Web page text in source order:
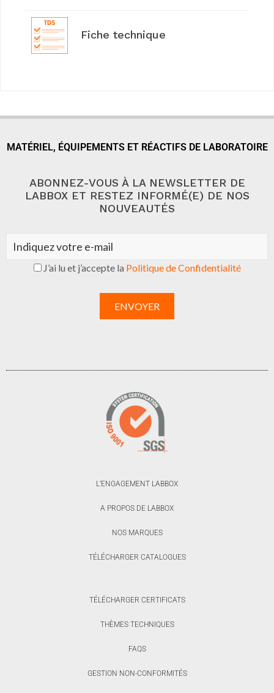
Fiche technique
MATÉRIEL, ÉQUIPEMENTS ET RÉACTIFS DE LABORATOIRE
ABONNEZ-VOUS À LA NEWSLETTER DE
LABBOX ET RESTEZ INFORMÉ(E) DE NOS
NOUVEAUTÉS
J’ai lu et j’accepte la Politique de Confidentialité
L’ENGAGEMENT LABBOX
A PROPOS DE LABBOX
NOS MARQUES
TÉLÉCHARGER CATALOGUES
TÉLÉCHARGER CERTIFICATS
THÈMES TECHNIQUES
FAQS
GESTION NON-CONFORMITÉS